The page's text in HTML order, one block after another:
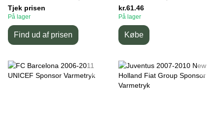
Tjek prisen
På lager
Find ud af prisen
kr.61.46
På lager
Købe